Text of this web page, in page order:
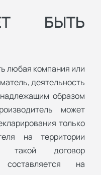
БЫТЬ
любая компания или
деятельность
образом
может
только
на территории
договор
на